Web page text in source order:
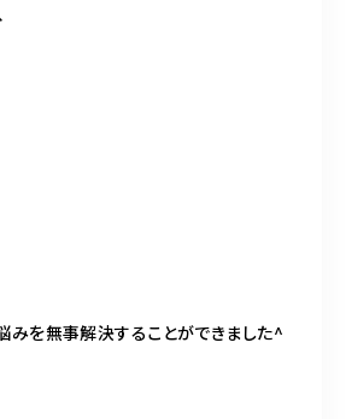
みを無事解決することができました^